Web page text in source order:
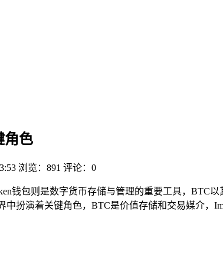
角色
浏览：891 评论：0
钱包则是数字货币存储与管理的重要工具，BTC
扮演着关键角色，BTC是价值存储和交易媒介，